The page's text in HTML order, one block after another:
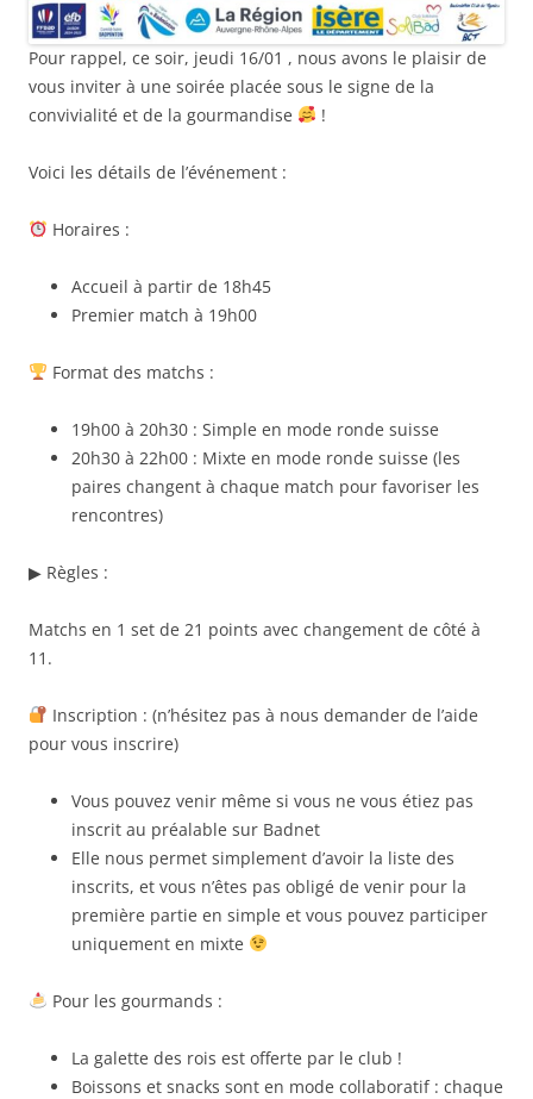
Pour rappel, ce soir, jeudi 16/01 , nous avons le plaisir de
vous inviter à une soirée placée sous le signe de la
convivialité et de la gourmandise
!
Voici les détails de l’événement :
Horaires :
Accueil à partir de 18h45
Premier match à 19h00
Format des matchs :
19h00 à 20h30 : Simple en mode ronde suisse
20h30 à 22h00 : Mixte en mode ronde suisse (les
paires changent à chaque match pour favoriser les
rencontres)
▶ Règles :
Matchs en 1 set de 21 points avec changement de côté à
11.
Inscription : (n’hésitez pas à nous demander de l’aide
pour vous inscrire)
Vous pouvez venir même si vous ne vous étiez pas
inscrit au préalable sur Badnet
Elle nous permet simplement d’avoir la liste des
inscrits, et vous n’êtes pas obligé de venir pour la
première partie en simple et vous pouvez participer
uniquement en mixte
Pour les gourmands :
La galette des rois est offerte par le club !
Boissons et snacks sont en mode collaboratif : chaque